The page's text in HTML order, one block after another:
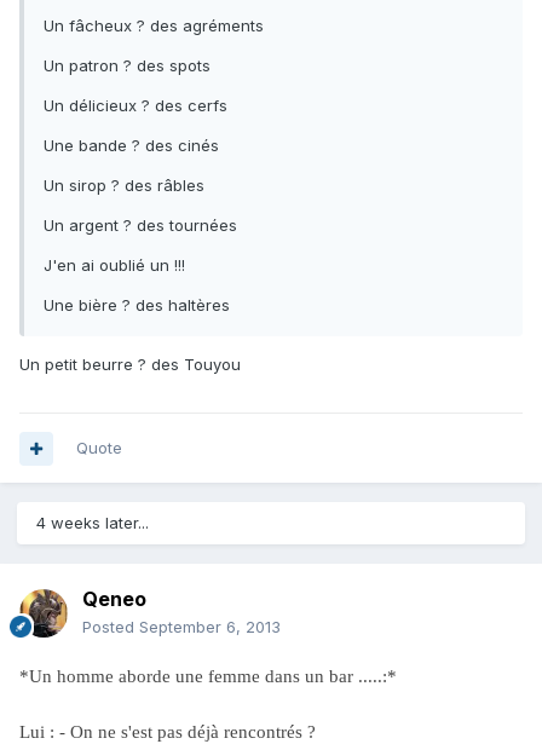
Un fâcheux ? des agréments
Un patron ? des spots
Un délicieux ? des cerfs
Une bande ? des cinés
Un sirop ? des râbles
Un argent ? des tournées
J'en ai oublié un !!!
Une bière ? des haltères
Un petit beurre ? des Touyou
Quote
4 weeks later...
Qeneo
Posted September 6, 2013
*Un homme aborde une femme dans un bar .....:*
Lui : - On ne s'est pas déjà rencontrés ?